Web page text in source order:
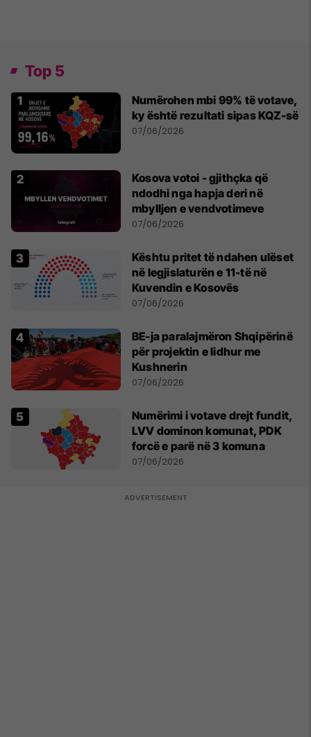
Top 5
Numërohen mbi 99% të votave,
ky është rezultati sipas KQZ-së
07/06/2026
Kosova votoi - gjithçka që
ndodhi nga hapja deri në
mbylljen e vendvotimeve
07/06/2026
Kështu pritet të ndahen ulëset
në legjislaturën e 11-të në
Kuvendin e Kosovës
07/06/2026
BE-ja paralajmëron Shqipërinë
për projektin e lidhur me
Kushnerin
07/06/2026
Numërimi i votave drejt fundit,
LVV dominon komunat, PDK
forcë e parë në 3 komuna
07/06/2026